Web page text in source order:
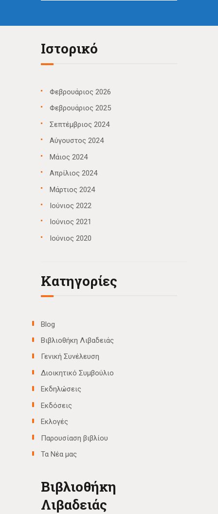
Ιστορικό
Φεβρουάριος 2026
Φεβρουάριος 2025
Σεπτέμβριος 2024
Αύγουστος 2024
Μάιος 2024
Απρίλιος 2024
Μάρτιος 2024
Ιούνιος 2022
Ιούνιος 2021
Ιούνιος 2020
Kατηγορίες
Blog
Βιβλιοθήκη Λιβαδειάς
Γενική Συνέλευση
Διοικητικό Συμβούλιο
Εκδηλώσεις
Εκδόσεις
Εκλογές
Παρουσίαση βιβλίου
Τα Νέα μας
Βιβλιοθήκη
Λιβαδειάς